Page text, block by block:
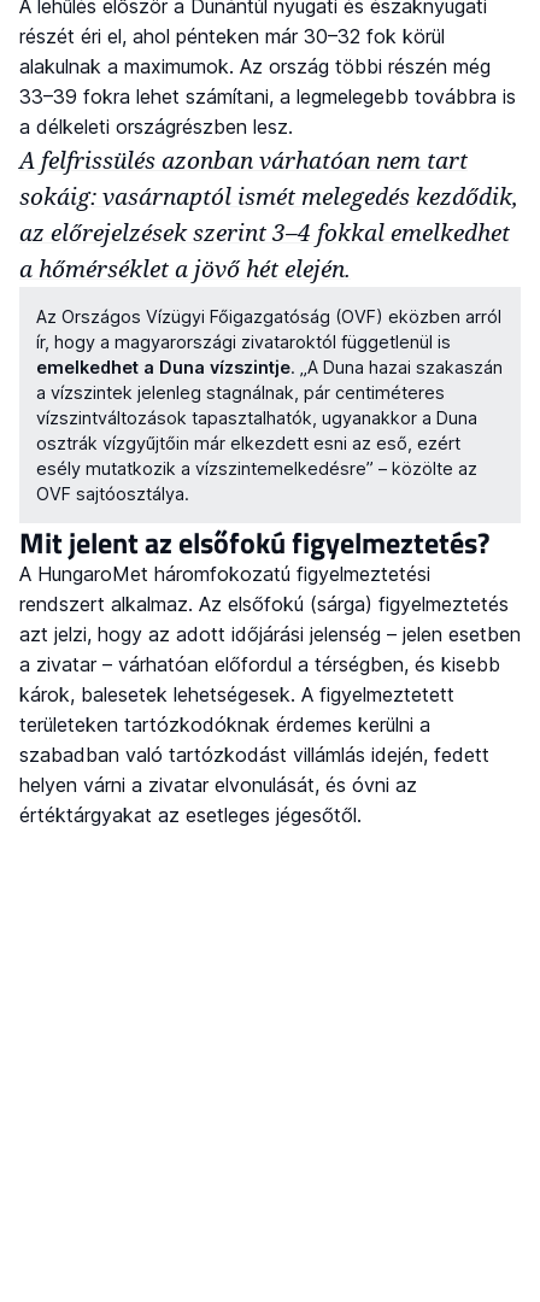
A lehűlés először a Dunántúl nyugati és északnyugati
részét éri el, ahol pénteken már 30–32 fok körül
alakulnak a maximumok. Az ország többi részén még
33–39 fokra lehet számítani, a legmelegebb továbbra is
a délkeleti országrészben lesz.
A felfrissülés azonban várhatóan nem tart
sokáig: vasárnaptól ismét melegedés kezdődik,
az előrejelzések szerint 3–4 fokkal emelkedhet
a hőmérséklet a jövő hét elején.
Az Országos Vízügyi Főigazgatóság (OVF) eközben arról
ír, hogy a magyarországi zivataroktól függetlenül is
emelkedhet a Duna vízszintje. „A Duna hazai szakaszán
a vízszintek jelenleg stagnálnak, pár centiméteres
vízszintváltozások tapasztalhatók, ugyanakkor a Duna
osztrák vízgyűjtőin már elkezdett esni az eső, ezért
esély mutatkozik a vízszintemelkedésre” – közölte az
OVF sajtóosztálya.
Mit jelent az elsőfokú figyelmeztetés?
A HungaroMet háromfokozatú figyelmeztetési
rendszert alkalmaz. Az elsőfokú (sárga) figyelmeztetés
azt jelzi, hogy az adott időjárási jelenség – jelen esetben
a zivatar – várhatóan előfordul a térségben, és kisebb
károk, balesetek lehetségesek. A figyelmeztetett
területeken tartózkodóknak érdemes kerülni a
szabadban való tartózkodást villámlás idején, fedett
helyen várni a zivatar elvonulását, és óvni az
értéktárgyakat az esetleges jégesőtől.